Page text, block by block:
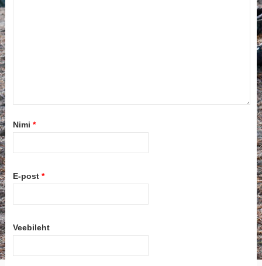
Nimi *
E-post *
Veebileht